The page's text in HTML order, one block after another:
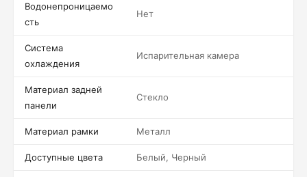
Водонепроницаемо
сть
Нет
Система
охлаждения
Испарительная камера
Материал задней
панели
Стекло
Материал рамки Металл
Доступные цвета Белый, Черный